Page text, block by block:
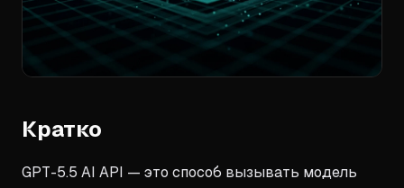
Кратко
GPT-5.5 AI API — это способ вызывать модель